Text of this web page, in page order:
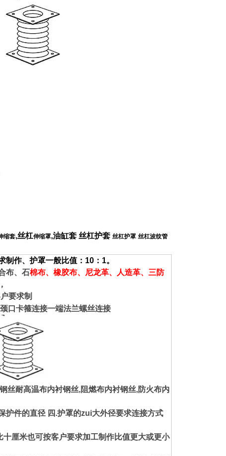
缩套,丝杠伸缩罩,油缸套 丝杠护套 丝杠护罩 丝杠波纹管
作、护罩一般比值：10：1。
布、石棉布、 橡胶布、尼龙革、人造革、三防
要求制
口卡箍连接一端法兰螺丝连接
耐高温布内衬钢丝,阻燃布内衬钢丝,防火布内
护件的直径 四.护罩的zui大外径要求连接方式
厘米也可按客户要求加工制作比值更大或更小